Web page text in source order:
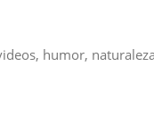
humor,